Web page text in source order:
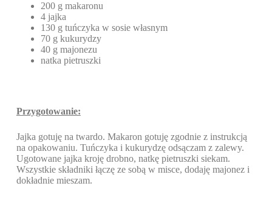
200 g makaronu
4 jajka
130 g tuńczyka w sosie własnym
70 g kukurydzy
40 g majonezu
natka pietruszki
Przygotowanie:
Jajka gotuję na twardo. Makaron gotuję zgodnie z instrukcją
na opakowaniu. Tuńczyka i kukurydzę odsączam z zalewy.
Ugotowane jajka kroję drobno, natkę pietruszki siekam.
Wszystkie składniki łączę ze sobą w misce, dodaję majonez i
dokładnie mieszam.